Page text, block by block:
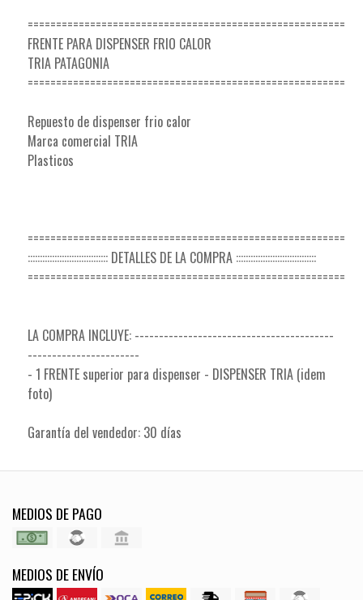
========================================================
FRENTE PARA DISPENSER FRIO CALOR
TRIA PATAGONIA
========================================================
Repuesto de dispenser frio calor
Marca comercial TRIA
Plasticos
========================================================
::::::::::::::::::::::::::::::::: DETALLES DE LA COMPRA :::::::::::::::::::::::::::::::::
========================================================
LA COMPRA INCLUYE: -----------------------------------------
-----------------------
- 1 FRENTE superior para dispenser - DISPENSER TRIA (idem
foto)
Garantía del vendedor: 30 días
MEDIOS DE PAGO
MEDIOS DE ENVÍO